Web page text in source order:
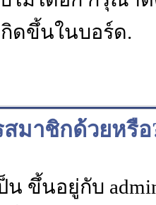
ดขึ้นในบอร์ด.
มาชิกด้วยหรือ
น ขึ้นอยู่กับ